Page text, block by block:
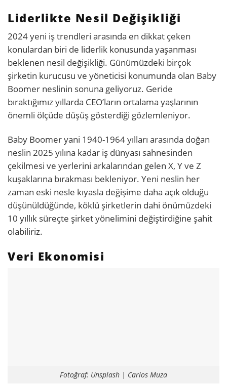
Liderlikte Nesil Değişikliği
2024 yeni iş trendleri arasında en dikkat çeken
konulardan biri de liderlik konusunda yaşanması
beklenen nesil değişikliği. Günümüzdeki birçok
şirketin kurucusu ve yöneticisi konumunda olan Baby
Boomer neslinin sonuna geliyoruz. Geride
bıraktığımız yıllarda CEO’ların ortalama yaşlarının
önemli ölçüde düşüş gösterdiği gözlemleniyor.
Baby Boomer yani 1940-1964 yılları arasında doğan
neslin 2025 yılına kadar iş dünyası sahnesinden
çekilmesi ve yerlerini arkalarından gelen X, Y ve Z
kuşaklarına bırakması bekleniyor. Yeni neslin her
zaman eski nesle kıyasla değişime daha açık olduğu
düşünüldüğünde, köklü şirketlerin dahi önümüzdeki
10 yıllık süreçte şirket yönelimini değiştirdiğine şahit
olabiliriz.
Veri Ekonomisi
Fotoğraf: Unsplash | Carlos Muza